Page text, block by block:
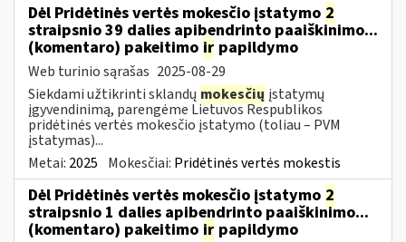
Dėl Pridėtinės vertės mokesčio įstatymo 2
straipsnio 39 dalies apibendrinto paaiškinimo...
(komentaro) pakeitimo ir papildymo
Web turinio sąrašas 2025-08-29
Siekdami užtikrinti sklandų mokesčių įstatymų
įgyvendinimą, parengėme Lietuvos Respublikos
pridėtinės vertės mokesčio įstatymo (toliau – PVM
įstatymas)...
Metai: 2025 Mokesčiai: Pridėtinės vertės mokestis
Dėl Pridėtinės vertės mokesčio įstatymo 2
straipsnio 1 dalies apibendrinto paaiškinimo...
(komentaro) pakeitimo ir papildymo